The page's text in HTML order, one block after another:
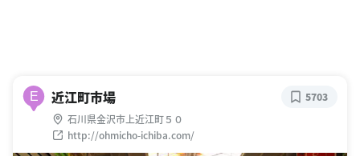
E 近江町市場
石川県金沢市上近江町５０
http://ohmicho-ichiba.com/
5703